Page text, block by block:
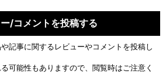
/コメントを投稿する
記事に関するレビューやコメントを投稿し
可能性もありますので、閲覧時はご注意く